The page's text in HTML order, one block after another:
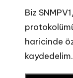
Biz
haricinde
kaydedelim.